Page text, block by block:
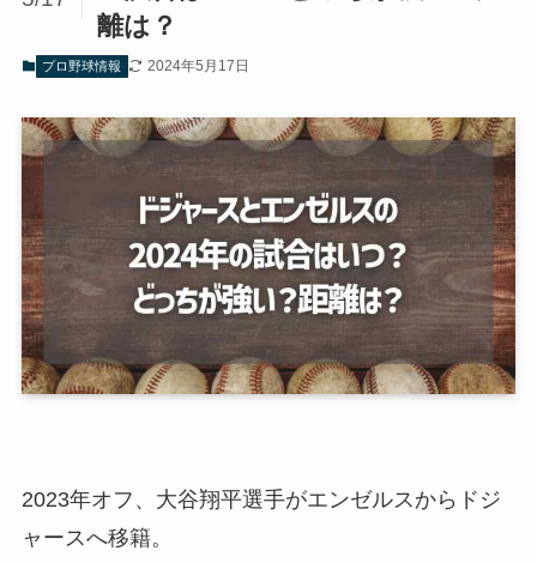
離は？
プロ野球情報 2024年5月17日
2023年オフ、大谷翔平選手がエンゼルスからドジ
ャースへ移籍。